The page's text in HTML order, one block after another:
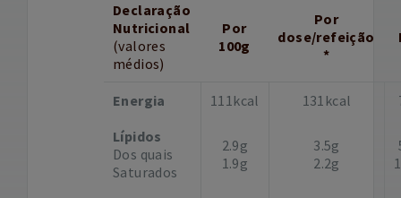
Declaração
Nutricional
(valores
médios)
Por
100g
Por
dose/refeição
*
Energia 111kcal 131kcal
Lípidos
Dos quais
Saturados
2.9g
1.9g
3.5g
2.2g